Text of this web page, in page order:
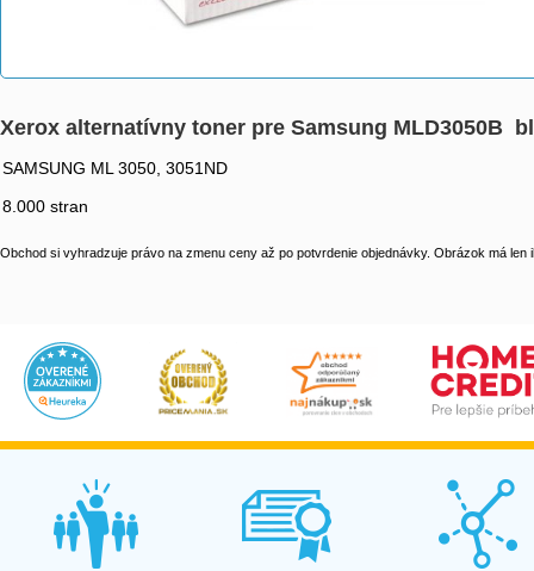
Xerox alternatívny toner pre Samsung MLD3050B
SAMSUNG ML 3050, 3051ND
8.000 stran
Obchod si vyhradzuje právo na zmenu ceny až po potvrdenie objednávky. Obrázok má len